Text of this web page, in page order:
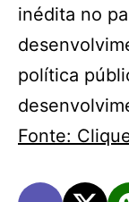
inédita no
política
Fonte: